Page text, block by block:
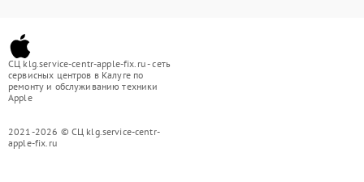
СЦ klg.service-centr-apple-fix.ru - сеть
сервисных центров в Калуге по
ремонту и обслуживанию техники
Apple
2021-2026 © СЦ klg.service-centr-
apple-fix.ru